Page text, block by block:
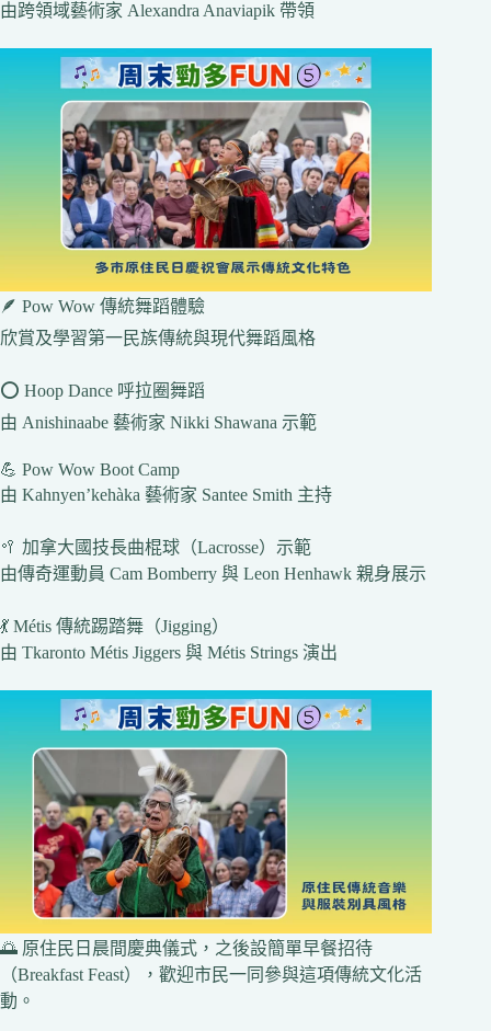
由跨領域藝術家 Alexandra Anaviapik 帶領
🪶 Pow Wow 傳統舞蹈體驗
欣賞及學習第一民族傳統與現代舞蹈風格
⭕ Hoop Dance 呼拉圈舞蹈
由 Anishinaabe 藝術家 Nikki Shawana 示範
💪 Pow Wow Boot Camp
由 Kahnyen’kehàka 藝術家 Santee Smith 主持
🥍 加拿大國技長曲棍球（Lacrosse）示範
由傳奇運動員 Cam Bomberry 與 Leon Henhawk 親身展示
💃 Métis 傳統踢踏舞（Jigging）
由 Tkaronto Métis Jiggers 與 Métis Strings 演出
🌅 原住民日晨間慶典儀式，之後設簡單早餐招待
（Breakfast Feast），歡迎市民一同參與這項傳統文化活
動。